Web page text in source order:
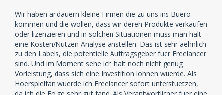
Wir haben andauern kleine Firmen die zu uns ins Buero
kommen und die wollen, dass wir deren Produkte verkaufen
oder lizenzieren und in solchen Situationen muss man halt
eine Kosten/Nutzen Analyse anstellen. Das ist sehr aehnlich
zu den Labels, die potentielle Auftragsgeber fuer Freelancer
sind. Und im Moment sehe ich halt noch nicht genug
Vorleistung, dass sich eine Investition lohnen wuerde. Als
Hoerspielfan wuerde ich Freelancer sofort unterstuetzen,